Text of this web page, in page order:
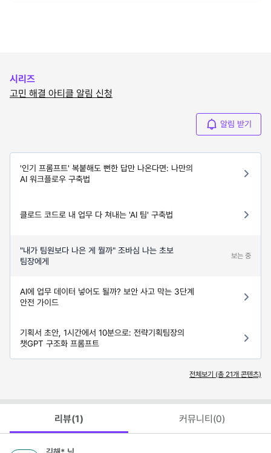
시리즈
고민 해결 아티클 알림 신청
알림 받기
'인기 프롬프트' 복붙해도 뻔한 답만 나온다면: 나만의
AI 워크플로우 구축법
클로드 코드로 내 업무 다 쳐내는 'AI 팀' 구축법
"내가 팀원보다 나은 게 뭘까" 조바심 나는 초보
팀장에게
보는 중
AI에 업무 데이터 넣어도 될까? 보안 사고 막는 3단계
안전 가이드
기획서 초안, 1시간에서 10분으로: 전략기획팀장의
챗GPT 구조화 프롬프트
전체보기 (총 21개 콘텐츠)
리뷰(1) 커뮤니티(0)